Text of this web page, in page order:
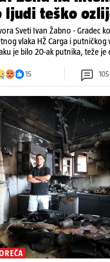
ljudi teško
Sveti Ivan Žabno - Gradec
vlaka HŽ Carga i putničkog
je bilo 20-ak putnika, teže
15 105